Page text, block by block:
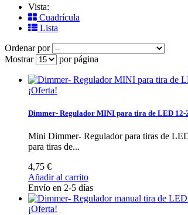
Vista:
Cuadrícula
Lista
Ordenar por
Mostrar
por página
¡Oferta!
Dimmer- Regulador MINI para tira de LED 12-
Mini Dimmer- Regulador para tiras de
para tiras de...
4,75 €
Añadir al carrito
Envío en 2-5 días
¡Oferta!